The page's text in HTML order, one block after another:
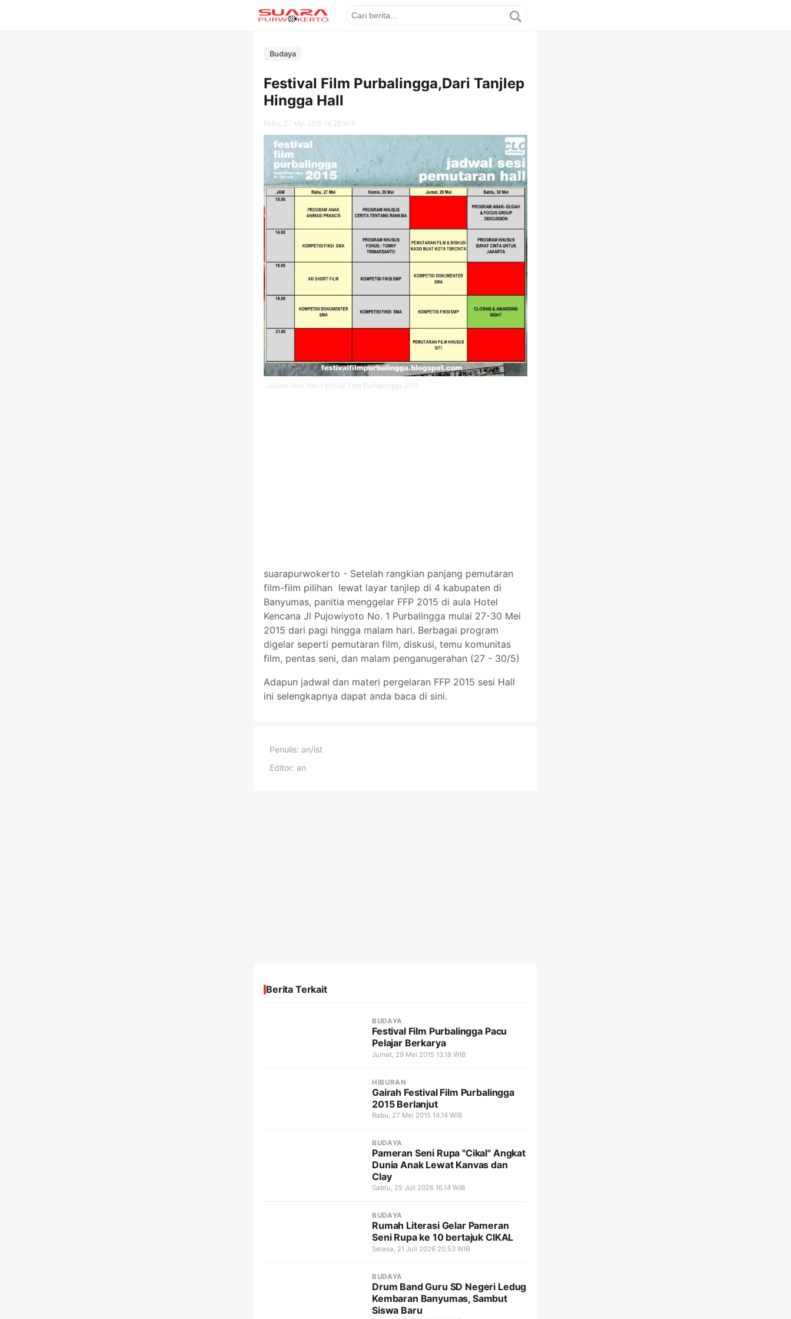
Budaya
Festival Film Purbalingga,Dari Tanjlep
Hingga Hall
Rabu, 27 Mei 2015 14.25 WIB
Jadwal Sesi Hall Festival Film Purbalingga 2015
suarapurwokerto - Setelah rangkian panjang pemutaran
film-film pilihan lewat layar tanjlep di 4 kabupaten di
Banyumas, panitia menggelar FFP 2015 di aula Hotel
Kencana Jl Pujowiyoto No. 1 Purbalingga mulai 27-30 Mei
2015 dari pagi hingga malam hari. Berbagai program
digelar seperti pemutaran film, diskusi, temu komunitas
film, pentas seni, dan malam penganugerahan (27 - 30/5)
Adapun jadwal dan materi pergelaran FFP 2015 sesi Hall
ini selengkapnya dapat anda baca di sini.
Penulis: an/ist
Editor: an
Berita Terkait
BUDAYA
Festival Film Purbalingga Pacu
Pelajar Berkarya
Jumat, 29 Mei 2015 13.18 WIB
HIBURAN
Gairah Festival Film Purbalingga
2015 Berlanjut
Rabu, 27 Mei 2015 14.14 WIB
BUDAYA
Pameran Seni Rupa "Cikal" Angkat
Dunia Anak Lewat Kanvas dan
Clay
Sabtu, 25 Juli 2026 16.14 WIB
BUDAYA
Rumah Literasi Gelar Pameran
Seni Rupa ke 10 bertajuk CIKAL
Selasa, 21 Juli 2026 20.53 WIB
BUDAYA
Drum Band Guru SD Negeri Ledug
Kembaran Banyumas, Sambut
Siswa Baru